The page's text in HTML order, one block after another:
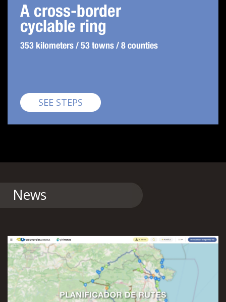
A cross-border
cyclable ring
353 kilometers / 53 towns / 8 counties
SEE STEPS Pirinexus
News